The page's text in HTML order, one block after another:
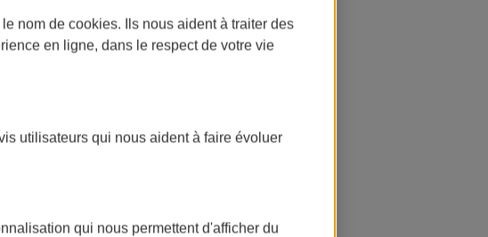
nom de cookies. Ils nous aident à traiter des
en ligne, dans le respect de votre vie
utilisateurs qui nous aident à faire évoluer
qui nous permettent d'afficher du